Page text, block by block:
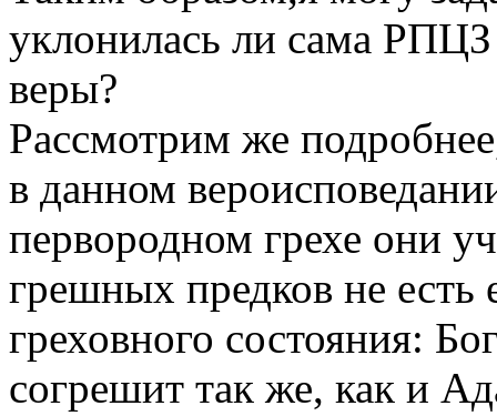
уклонилась ли сама РПЦЗ
веры?
Рассмотрим же
в данном
первородном грехе они
грешных предков не есть
греховного состояния:
согрешит так же, как и